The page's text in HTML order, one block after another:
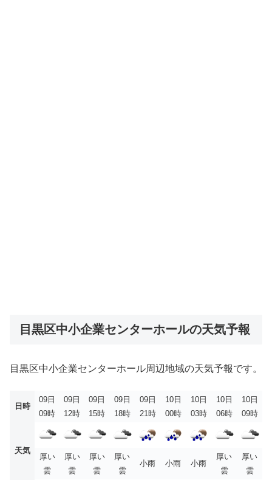
目黒区中小企業センターホールの天気予報
目黒区中小企業センターホール周辺地域の天気予報です。
日時
09日
09時
09日
12時
09日
15時
09日
18時
09日
21時
10日
00時
10日
03時
10日
06時
10日
09時
天気
厚い
雲
厚い
雲
厚い
雲
厚い
雲
小雨 小雨 小雨
厚い
雲
厚い
雲